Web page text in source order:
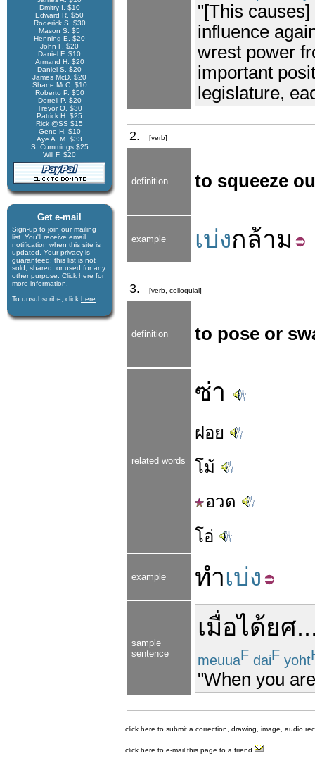
Dmitry I. $10
Edward R. $50
Roderick S. $30
Mason S. $5
Henning E. $20
John F. $20
Daniel F. $10
Armand H. $20
Daniel S. $20
James McD. $20
Shane McC. $10
Roberto P. $50
Derrell P. $20
Trevor O. $30
Patrick H. $25
Rick @SS $15
Gene H. $10
Aye A. M. $33
S. Cummings $25
Will F. $20
Get e-mail
Sign-up to join our mail­ing
list. You'll receive e­mail
notification when this site is
updated. Your privacy is
guaran­teed; this list is not
sold, shared, or used for any
other purpose. Click here for
more infor­mation.
To unsubscribe, click here
"[This
influence
wrest power
important
legislature,
2. [verb]
definition to squeeze
example เบ่งกล้าม
3. [verb, colloquial]
definition to pose or
related words
ซ่า
ฝอย
โม้
อวด
โอ่
example ทำเบ่ง
sample
sentence
เมื่อได้ยศ
meuuaF daiF yoht
"When you
click here to submit a correction, drawing, image, audio
click here to e-mail this page to a friend